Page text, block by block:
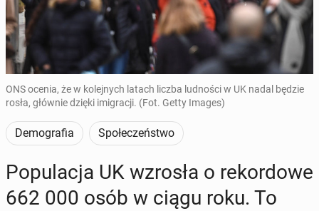
ONS ocenia, że w kolejnych latach liczba ludności w UK nadal będzie
rosła, głównie dzięki imigracji. (Fot. Getty Images)
Demografia Społeczeństwo
Po­pu­la­cja UK wzrosła o re­kor­do­we
662 000 osób w ciągu roku. To